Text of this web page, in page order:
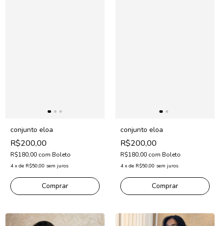
conjunto eloa
R$200,00
R$180,00 com Boleto
4 x de R$50,00 sem juros
Comprar
conjunto eloa
R$200,00
R$180,00 com Boleto
4 x de R$50,00 sem juros
Comprar